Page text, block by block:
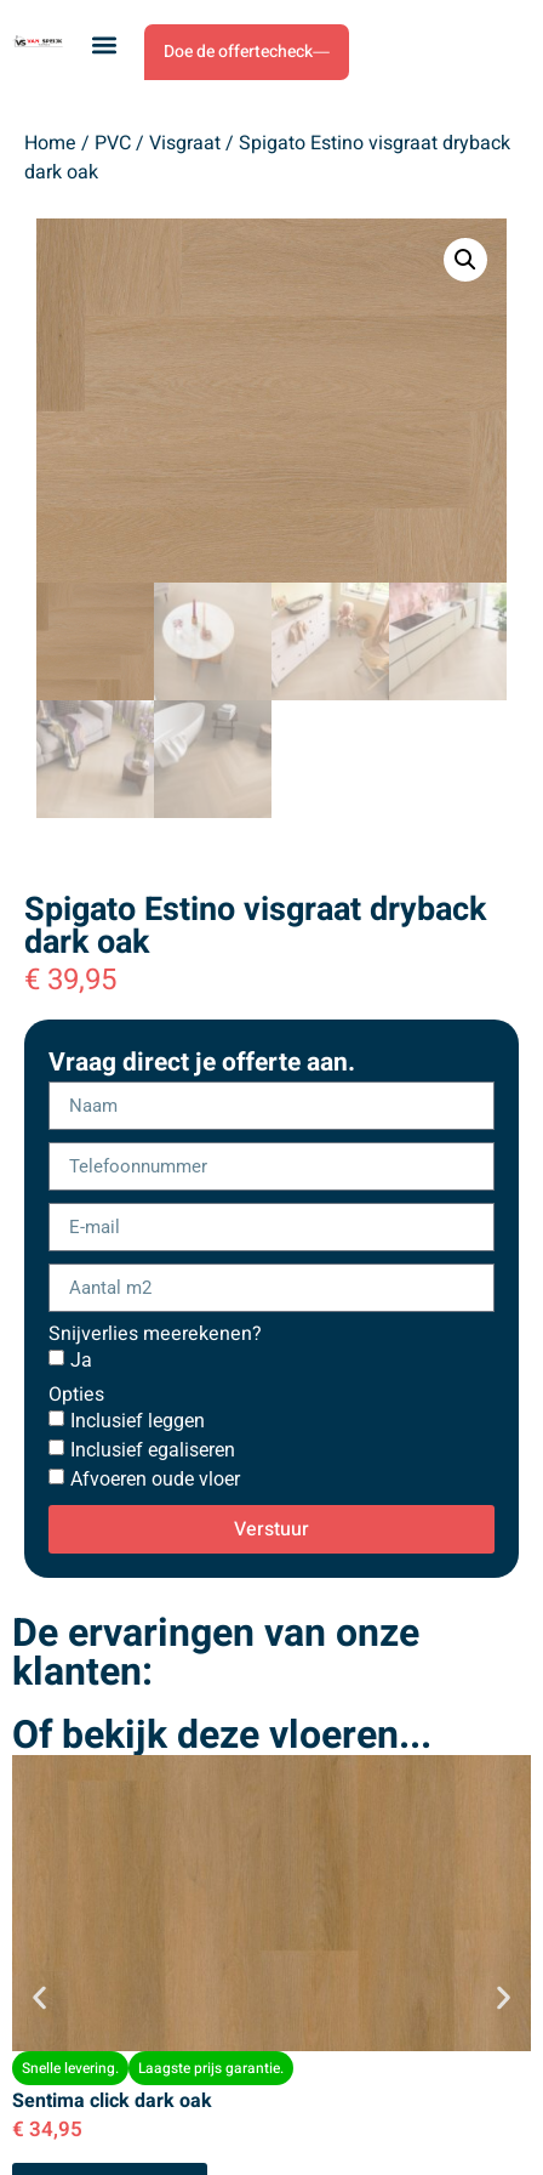
Doe de offertecheck
Home / PVC/ Visgraat/ Spigato Estino visgraat dryback
dark oak
Spigato Estino visgraat dryback
dark oak
€ 39,95
Vraag direct je offerte aan.
Snijverlies meerekenen?
Ja
Opties
Inclusief leggen
Inclusief egaliseren
Afvoeren oude vloer
Verstuur
De ervaringen van onze
klanten:
Of bekijk deze vloeren...
Snelle levering. Laagste prijs garantie.
Sentima click dark oak
€ 34,95